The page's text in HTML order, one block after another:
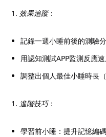
效果追蹤：
記錄一週小睡前後的測驗
用認知測試APP監測反應
調整出個人最佳小睡時長
進階技巧：
學習前小睡：提升記憶編